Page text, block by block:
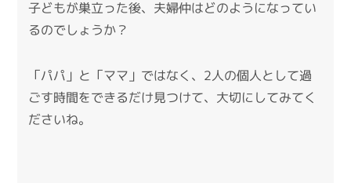
子どもが巣立った後、夫婦仲はどのようになってい
るのでしょうか？
「パパ」と「ママ」ではなく、2人の個人として過
ごす時間をできるだけ見つけて、大切にしてみてく
ださいね。